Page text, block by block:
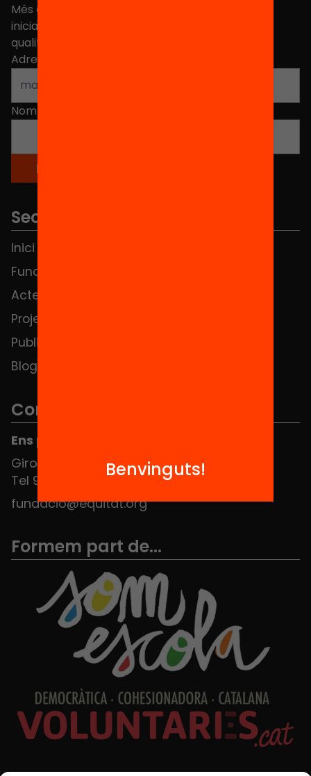
Més de 40.000 persones ja han triat Equitat. Rep
iniciatives, propostes i projectes per millorar la
qualitat de l'educació a Catalunya.
Adreça electrònica
Nom
Seccions
Inici
Fundació
Actes
Projectes
Publicacions i vídeos
Blog
Contacte
Ens pots trobar al Hub Social
Girona 34, interior 08010 Barcelona
Tel 934 588 700
fundacio@equitat.org
Formem part de...
Benvinguts!